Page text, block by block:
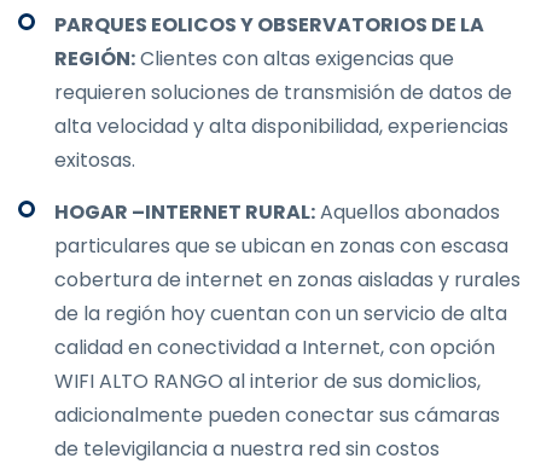
PARQUES EOLICOS Y OBSERVATORIOS DE LA
REGIÓN:Clientes con altas exigencias que
requieren soluciones de transmisión de datos de
alta velocidad y alta disponibilidad, experiencias
exitosas.
HOGAR –INTERNET RURAL:Aquellos abonados
particulares que se ubican en zonas con escasa
cobertura de internet en zonas aisladas y rurales
de la región hoy cuentan con un servicio de alta
calidad en conectividad a Internet, con opción
WIFI ALTO RANGO al interior de sus domiclios,
adicionalmente pueden conectar sus cámaras
de televigilancia a nuestra red sin costos